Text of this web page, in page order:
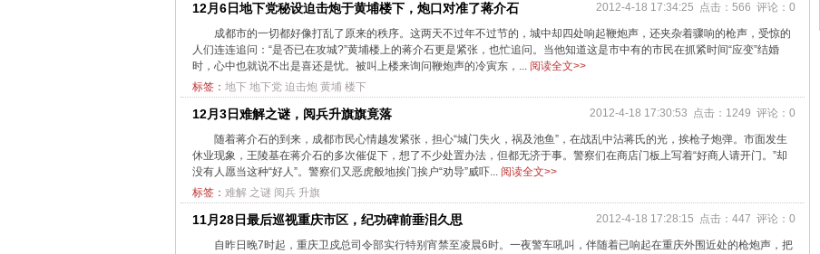
2012-4-18 17:34:25 点击：566 评论：0
12月6日地下党秘设迫击炮于黄埔楼下，炮口对准了蒋介石
成都市的一切都好像打乱了原来的秩序。这两天不过年不过节的，城中却四处响起鞭炮声，还夹杂着骤响的枪声，受惊的
人们连连追问：“是否已在攻城?”黄埔楼上的蒋介石更是紧张，也忙追问。当他知道这是市中有的市民在抓紧时间“应变”结婚
时，心中也就说不出是喜还是忧。被叫上楼来询问鞭炮声的冷寅东，... 阅读全文>>
标签： 地下 地下党 迫击炮 黄埔 楼下
2012-4-18 17:30:53 点击：1249 评论：0
12月3日难解之谜，阅兵升旗旗竟落
随着蒋介石的到来，成都市民心情越发紧张，担心“城门失火，祸及池鱼”，在战乱中沾蒋氏的光，挨枪子炮弹。市面发生
休业现象，王陵基在蒋介石的多次催促下，想了不少处置办法，但都无济于事。警察们在商店门板上写着“好商人请开门。”却
没有人愿当这种“好人”。警察们又恶虎般地挨门挨户“劝导”威吓... 阅读全文>>
标签： 难解 之谜 阅兵 升旗
2012-4-18 17:28:15 点击：447 评论：0
11月28日最后巡视重庆市区，纪功碑前垂泪久思
自昨日晚7时起，重庆卫戍总司令部实行特别宵禁至凌晨6时。一夜警车吼叫，伴随着已响起在重庆外围近处的枪炮声，把